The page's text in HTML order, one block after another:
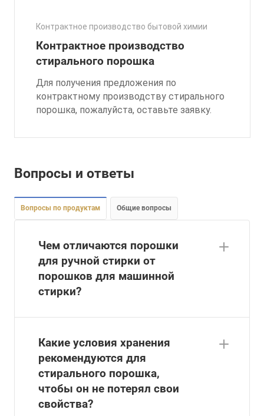
Контрактное производство бытовой химии
Контрактное производство
стирального порошка
Для получения предложения по
контрактному производству стирального
порошка, пожалуйста, оставьте заявку.
Вопросы и ответы
Вопросы по продуктам Общие вопросы
Чем отличаются порошки
для ручной стирки от
порошков для машинной
стирки?
Какие условия хранения
рекомендуются для
стирального порошка,
чтобы он не потерял свои
свойства?